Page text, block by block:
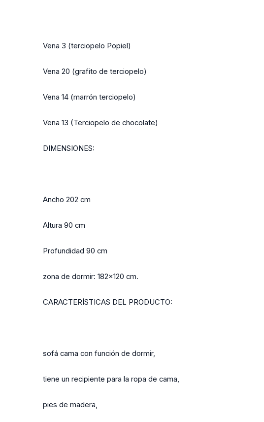
Vena 3 (terciopelo Popiel)
Vena 20 (grafito de terciopelo)
Vena 14 (marrón terciopelo)
Vena 13 (Terciopelo de chocolate)
DIMENSIONES:
Ancho 202 cm
Altura 90 cm
Profundidad 90 cm
zona de dormir: 182x120 cm.
CARACTERÍSTICAS DEL PRODUCTO:
sofá cama con función de dormir,
tiene un recipiente para la ropa de cama,
pies de madera,